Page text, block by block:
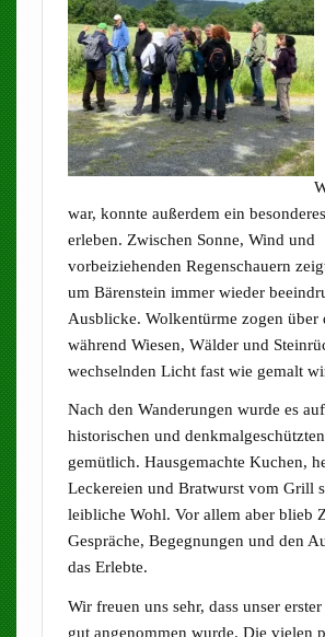
war, konnte außerdem ein
erleben. Zwischen Sonne, Wind und
vorbeiziehenden Regenschauern
um Bärenstein immer wieder
Ausblicke. Wolkentürme zogen über
während Wiesen, Wälder und
wechselnden Licht fast wie gemalt
Nach den Wanderungen wurde es
historischen und
gemütlich. Hausgemachte Kuchen,
Leckereien und Bratwurst vom Grill
leibliche Wohl. Vor allem aber blieb
Gespräche, Begegnungen und den
das Erlebte.
Wir freuen uns sehr, dass unser
gut angenommen wurde. Die vielen